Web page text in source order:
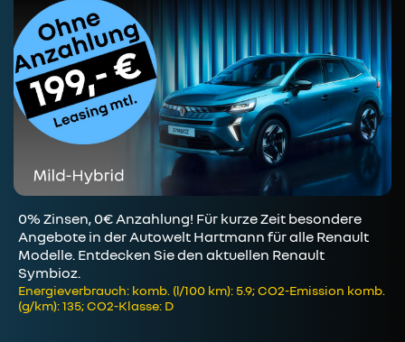
0% Zinsen, 0€ Anzahlung! Für kurze Zeit besondere
Angebote in der Autowelt Hartmann für alle Renault
Modelle. Entdecken Sie den aktuellen Renault
Symbioz.
Energieverbrauch: komb. (l/100 km): 5.9; CO2-Emission komb.
(g/km): 135; CO2-Klasse: D